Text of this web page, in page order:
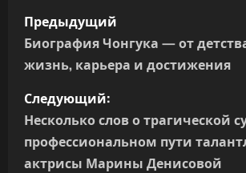
Н
а
в
и
г
Предыдущий
Биография Чонгука — от
жизнь, карьера и достижения
Следующий:
Несколько слов о трагической
профессиональном пути
актрисы Марины Денисовой